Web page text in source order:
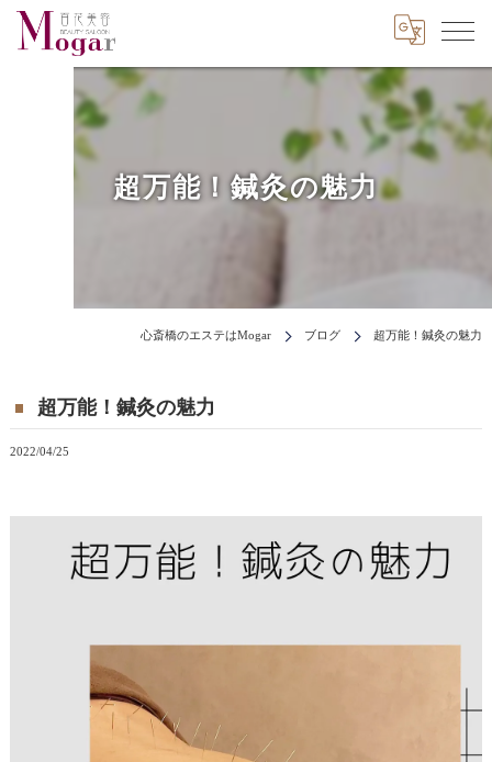
超万能！鍼灸の魅力
心斎橋のエステはMogar ブログ 超万能！鍼灸の魅力
超万能！鍼灸の魅力
2022/04/25